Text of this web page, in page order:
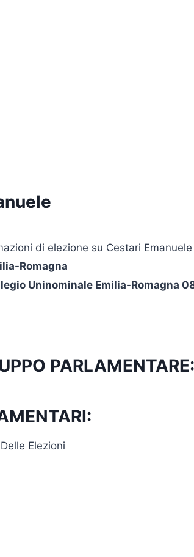
di elezione su Cestari Emanuele
Romagna
Uninominale Emilia-Romagna
PARLAMENTARE:
Elezioni